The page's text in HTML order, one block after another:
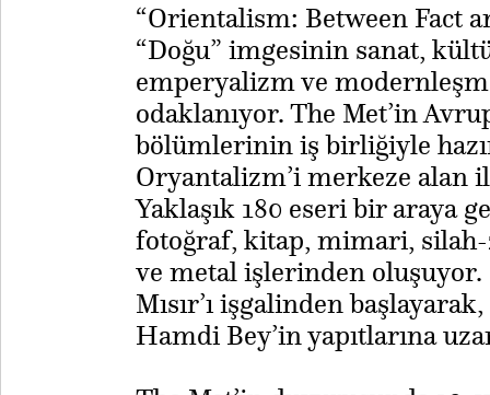
“Orientalism: Between Fact
“Doğu” imgesinin sanat,
emperyalizm ve
odaklanıyor. The Met’in
bölümlerinin iş birliğiyle
Oryantalizm’i merkeze alan
Yaklaşık 180 eseri bir araya
fotoğraf, kitap, mimari,
ve metal işlerinden oluşuyor.
Mısır’ı işgalinden
Hamdi Bey’in yapıtlarına